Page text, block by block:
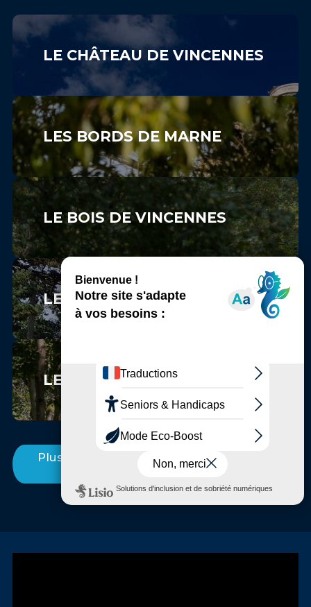
LE CHÂTEAU DE VINCENNES
LES BORDS DE MARNE
LE BOIS DE VINCENNES
LE PARC FLORAL DE PARIS
LE BOIS SAINT-MARTIN
Plus d'Incontournables entre Marne et
Bois